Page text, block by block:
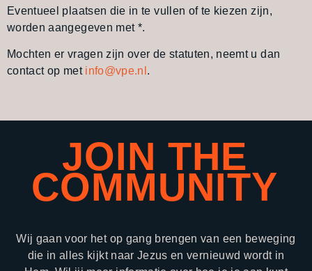
Eventueel plaatsen die in te vullen of te kiezen zijn,
worden aangegeven met *.
Mochten er vragen zijn over de statuten, neemt u dan
contact op met info@vpe.nl .
JOIN THE
COMMUNITY
Wij gaan voor het op gang brengen van een beweging
die in alles kijkt naar Jezus en vernieuwd wordt in